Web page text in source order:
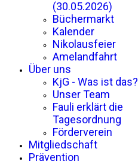
(30.05.2026)
Büchermarkt
Kalender
Nikolausfeier
Amelandfahrt
Über uns
KjG - Was ist das?
Unser Team
Fauli erklärt die
Tagesordnung
Förderverein
Mitgliedschaft
Prävention